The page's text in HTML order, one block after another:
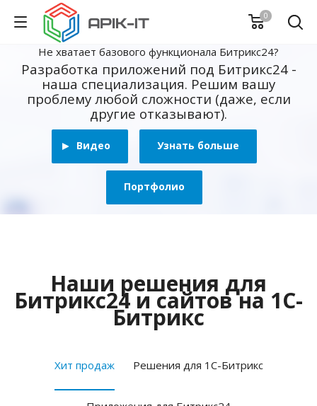
0
Не хватает базового функционала Битрикс24?
Разработка приложений под Битрикс24 -
наша специализация. Решим вашу
проблему любой сложности (даже, если
другие отказывают).
Видео Узнать больше
Портфолио
Наши решения для
Битрикс24 и сайтов на 1С-
Битрикс
Хит продаж Решения для 1С-Битрикс